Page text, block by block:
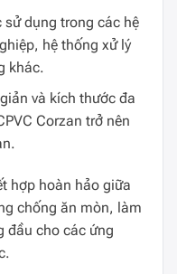
sử dụng trong các hệ
hệ thống xử lý
khác.
và kích thước đa
Corzan trở nên
hợp hoàn hảo giữa
chống ăn mòn, làm
đầu cho các ứng